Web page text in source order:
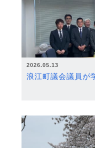
2026.05.13
浪江町議会議員が